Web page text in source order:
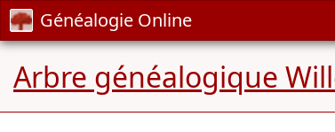
Généalogie Online
Arbre généalogique